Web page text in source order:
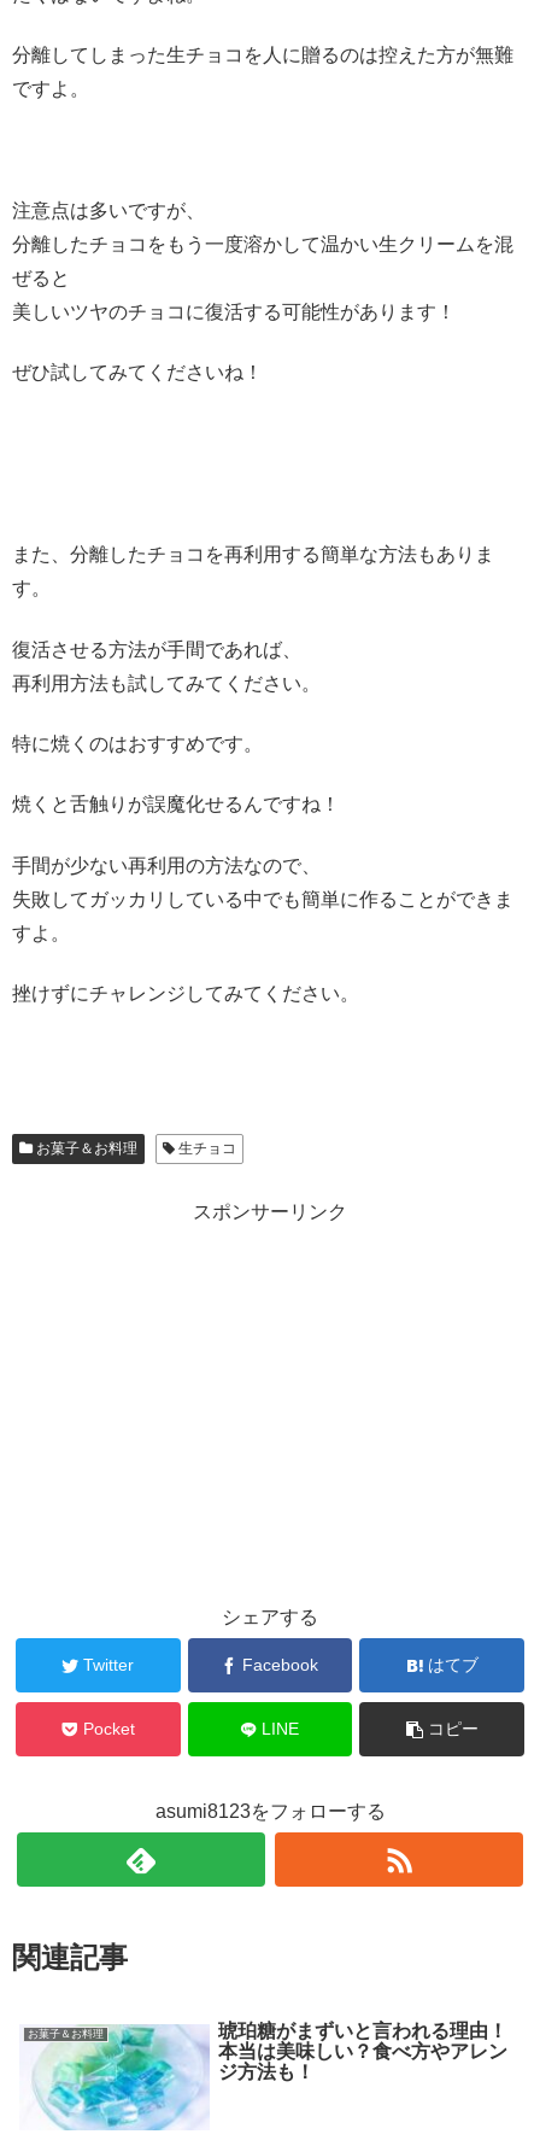
分離してしまった生チョコを人に贈るのは控えた方が無難
ですよ。
注意点は多いですが、
分離したチョコをもう一度溶かして温かい生クリームを混
ぜると
美しいツヤのチョコに復活する可能性があります！
ぜひ試してみてくださいね！
また、分離したチョコを再利用する簡単な方法もありま
す。
復活させる方法が手間であれば、
再利用方法も試してみてください。
特に焼くのはおすすめです。
焼くと舌触りが誤魔化せるんですね！
手間が少ない再利用の方法なので、
失敗してガッカリしている中でも簡単に作ることができま
すよ。
挫けずにチャレンジしてみてください。
お菓子＆お料理 生チョコ
スポンサーリンク
シェアする
Twitter Facebook はてブ
Pocket LINE コピー
asumi8123をフォローする
関連記事
お菓子＆お料理
琥珀糖がまずいと言われる理由！
本当は美味しい？食べ方やアレン
ジ方法も！